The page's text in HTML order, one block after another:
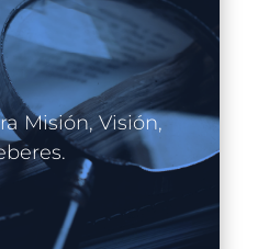
Misión, Visión,